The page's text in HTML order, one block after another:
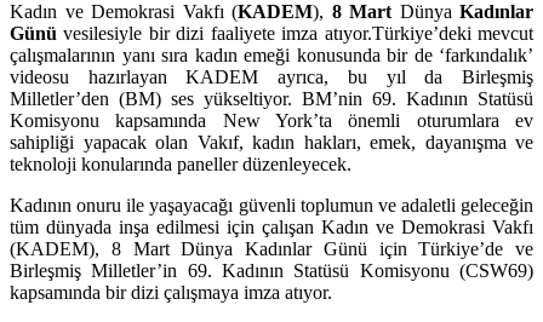
Kadın ve Demokrasi Vakfı (KADEM), 8 Mart Dünya Kadınlar
Günü vesilesiyle bir dizi faaliyete imza atıyor.Türkiye’deki mevcut
çalışmalarının yanı sıra kadın emeği konusunda bir de ‘farkındalık’
videosu hazırlayan KADEM ayrıca, bu yıl da Birleşmiş
Milletler’den (BM) ses yükseltiyor. BM’nin 69. Kadının Statüsü
Komisyonu kapsamında New York’ta önemli oturumlara ev
sahipliği yapacak olan Vakıf, kadın hakları, emek, dayanışma ve
teknoloji konularında paneller düzenleyecek.
Kadının onuru ile yaşayacağı güvenli toplumun ve adaletli geleceğin
tüm dünyada inşa edilmesi için çalışan Kadın ve Demokrasi Vakfı
(KADEM), 8 Mart Dünya Kadınlar Günü için Türkiye’de ve
Birleşmiş Milletler’in 69. Kadının Statüsü Komisyonu (CSW69)
kapsamında bir dizi çalışmaya imza atıyor.